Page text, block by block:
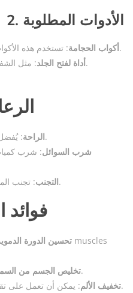
2. الأدوات المطلوبة
أكواب الحجامة: تستخدم هذه الأكواب لخلق الضغط السلبي على الجلد.
أداة لفتح الجلد: مثل الشفرة المعقمة، لتسهيل خروج الدم.
4.
الراحة: يُفضل أخذ قسط من الراحة بعد الجلسة.
شرب السوائل: شرب
التجنب: تجنب المجهود البدني الشديد لعدة أيام بعدها.
5.
تحسين الدورة
تخليص الجسم من: تسهم في إخراج المواد الضارة.
تخفيف الألم: يمكن أن تعمل على تقليل الألم من بعض الحالات الصحية.